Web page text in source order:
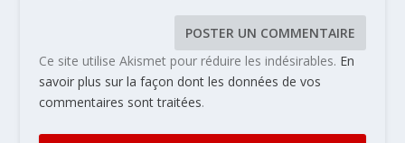
Ce site utilise Akismet pour réduire les indésirables. En
savoir plus sur la façon dont les données de vos
commentaires sont traitées.